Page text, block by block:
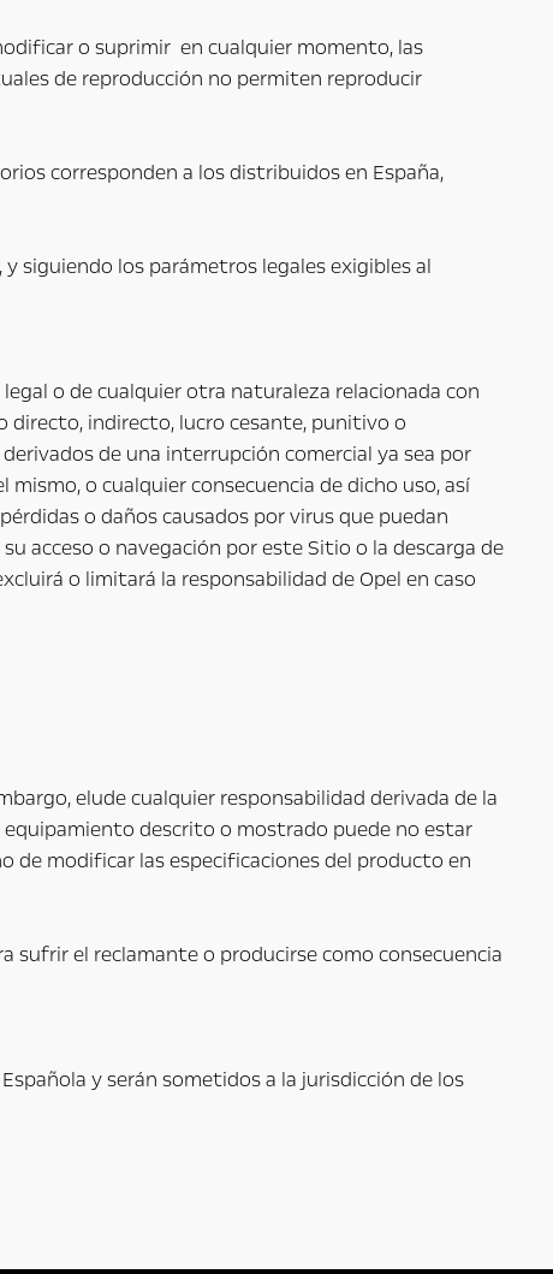
o suprimir en cualquier momento, las
de reproducción no permiten reproducir
corresponden a los distribuidos en España,
siguiendo los parámetros legales exigibles al
o de cualquier otra naturaleza relacionada con
directo, indirecto, lucro cesante, punitivo o
de una interrupción comercial ya sea por
o cualquier consecuencia de dicho uso, así
o daños causados por virus que puedan
acceso o navegación por este Sitio o la descarga de
o limitará la responsabilidad de Opel en caso
elude cualquier responsabilidad derivada de la
descrito o mostrado puede no estar
de modificar las especificaciones del producto en
sufrir el reclamante o producirse como consecuencia
y serán sometidos a la jurisdicción de los